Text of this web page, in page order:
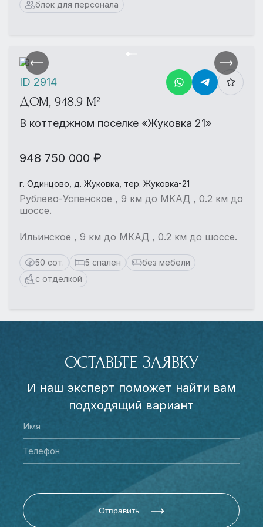
блок для персонала
ДОМ, 948.9 М²
В коттеджном поселке «Жуковка 21»
948 750 000 ₽
г. Одинцово, д. Жуковка, тер. Жуковка-21
Рублево-Успенское , 9 км до МКАД , 0.2 км до
шоссе.
Ильинское , 9 км до МКАД , 0.2 км до шоссе.
50 сот. 5 спален
без мебели
с отделкой
ID 2914
ОСТАВЬТЕ ЗАЯВКУ
И наш эксперт поможет найти вам
подходящий вариант
Отправить